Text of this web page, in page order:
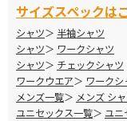
サイズスペックは
シャツ
半袖シャツ
シャツ
ワークシャツ
シャツ
チェックシャツ
ワークウエア
ワーク
メンズ一覧
メンズ シ
ユニセックス一覧
ユニ